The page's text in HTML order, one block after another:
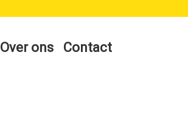
Over ons Contact